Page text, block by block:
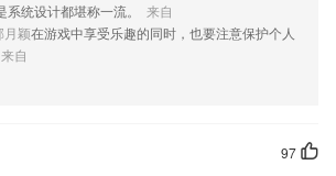
下载的介绍，如果您喜欢这款软件，您可以到应
说出您的使用经历，以帮助我们更好的对产品进行
统设计都堪称一流。
来自
颖在游戏中享受乐趣的同时，也要注意保护个人
来自
97